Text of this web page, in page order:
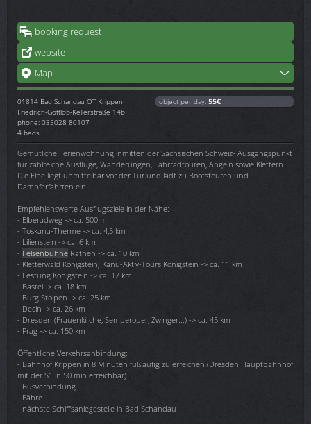
booking request
website
Map
01814 Bad Schandau OT Krippen
Friedrich-Gottlob-Kellerstraße 14b
phone: 035028 80107
4 beds
object per day: 55€
Gemütliche Ferienwohnung inmitten der Sächsischen Schweiz- Ausgangspunkt
für zahlreiche Ausflüge, Wanderungen, Fahrradtouren, Angeln sowie Klettern.
Die Elbe liegt unmittelbar vor der Tür und lädt zu Bootstouren und
Dampferfahrten ein.
Empfehlenswerte Ausflugsziele in der Nähe:
- Elberadweg -> ca. 500 m
- Toskana-Therme -> ca. 4,5 km
- Lilienstein -> ca. 6 km
- Felsenbühne Rathen -> ca. 10 km
- Kletterwald Königstein; Kanu-Aktiv-Tours Königstein -> ca. 11 km
- Festung Königstein -> ca. 12 km
- Bastei -> ca. 18 km
- Burg Stolpen -> ca. 25 km
- Decin -> ca. 26 km
- Dresden (Frauenkirche, Semperoper, Zwinger...) -> ca. 45 km
- Prag -> ca. 150 km
Öffentliche Verkehrsanbindung:
- Bahnhof Krippen in 8 Minuten fußläufig zu erreichen (Dresden Hauptbahnhof
mit der S1 in 50 min erreichbar)
- Busverbindung
- Fähre
- nächste Schiffsanlegestelle in Bad Schandau